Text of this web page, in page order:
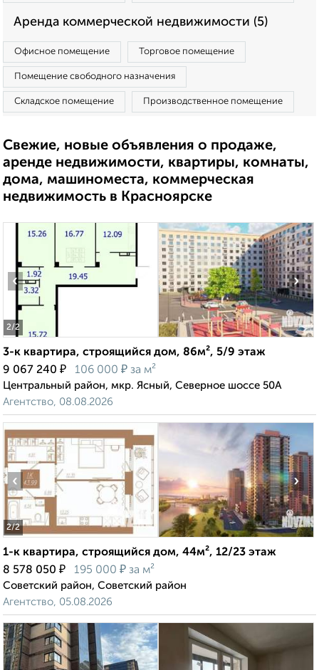
Аренда коммерческой недвижимости (5)
Офисное помещение Торговое помещение
Помещение свободного назначения
Складское помещение Производственное помещение
Свежие, новые объявления о продаже,
аренде недвижимости, квартиры, комнаты,
дома, машиноместа, коммерческая
недвижимость в Красноярске
2/2
‹ ›
3-к квартира, строящийся дом, 86м², 5/9 этаж
9 067 240 ₽ 106 000 ₽ за м²
Центральный район, мкр. Ясный, Северное шоссе 50А
Агентство, 08.08.2026
2/2
‹ ›
1-к квартира, строящийся дом, 44м², 12/23 этаж
8 578 050 ₽ 195 000 ₽ за м²
Советский район, Советский район
Агентство, 05.08.2026